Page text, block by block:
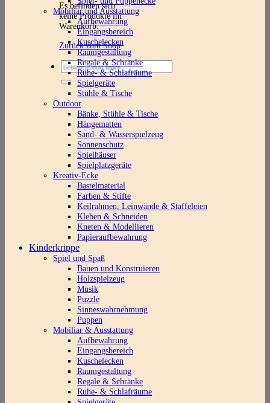
Es befinden sich
keine Produkte im
Warenkorb.
Zurück zum Shop
Suchen
nach:
Mobiliar und Ausstattung
Aufbewahrung
Eingangsbereich
Kuschelecken
Raumgestaltung
Regale & Schränke
Ruhe- & Schlafräume
Spielgeräte
Stühle & Tische
Outdoor
Bänke, Stühle & Tische
Hängematten
Sand- & Wasserspielzeug
Sonnenschutz
Spielhäuser
Spielplatzgeräte
Kreativ-Ecke
Bastelmaterial
Farben & Stifte
Keilrahmen, Leinwände & Staffeleien
Kleben & Schneiden
Kneten & Modellieren
Papieraufbewahrung
Kinderkrippe
Spiel und Spaß
Bauen und Konstruieren
Holzspielzeug
Musik
Puzzle
Sinneswahrnehmung
Puppen
Mobiliar & Ausstattung
Aufbewahrung
Eingangsbereich
Kuschelecken
Raumgestaltung
Regale & Schränke
Ruhe- & Schlafräume